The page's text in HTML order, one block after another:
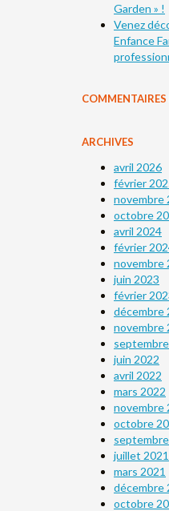
Garden » !
Venez
Enfance
COMMENTAIRES
ARCHIVES
avril 2026
février
novembre
octobre
avril 2024
février
novembre
juin 2023
février
décembre
novembre
juin 2022
avril 2022
mars 2022
novembre
octobre
juillet 2021
mars 2021
décembre
octobre